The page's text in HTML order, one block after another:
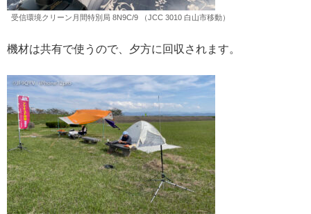
受信環境クリーン月間特別局 8N9C/9 （JCC 3010 白山市移動）
機材は共有で使うので、夕方に回収されます。